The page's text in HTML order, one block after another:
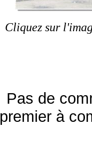
Cliquez sur
Pas de
premier à